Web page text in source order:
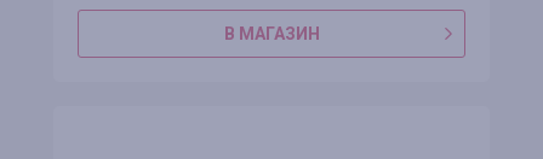
В МАГАЗИН